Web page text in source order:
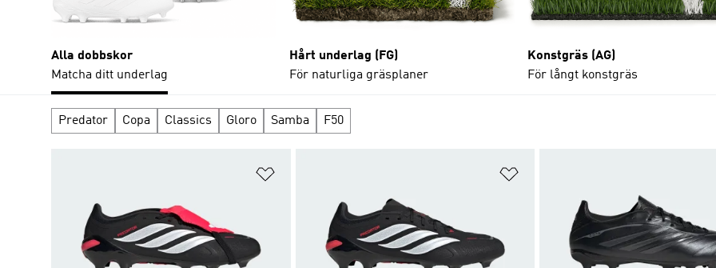
Alla dobbskor
Matcha ditt underlag
Hårt underlag (FG)
För naturliga gräsplaner
Konstgräs (AG)
För långt konstgräs
Predator Copa Classics Gloro Samba F50